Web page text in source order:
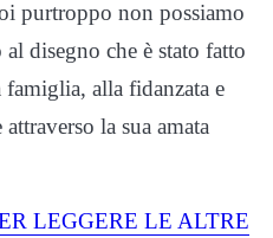
purtroppo non possiamo
disegno che è stato fatto
alla fidanzata e
la sua amata
LEGGERE LE ALTRE